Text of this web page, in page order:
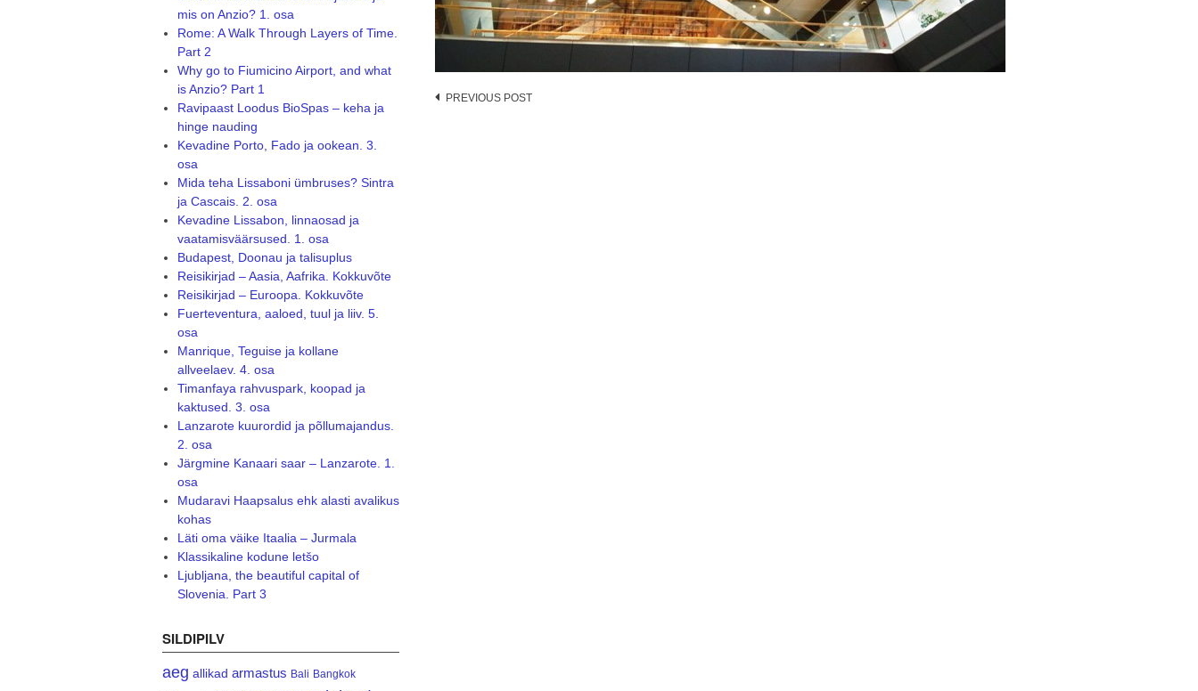
Post
PREVIOUS POST
mis on Anzio? 1. osa
Rome: A Walk Through Layers of Time.
Part 2
Why go to Fiumicino Airport, and what
is Anzio? Part 1
Ravipaast Loodus BioSpas – keha ja
hinge nauding
Kevadine Porto, Fado ja ookean. 3.
osa
Mida teha Lissaboni ümbruses? Sintra
ja Cascais. 2. osa
Kevadine Lissabon, linnaosad ja
vaatamisväärsused. 1. osa
Budapest, Doonau ja talisuplus
Reisikirjad – Aasia, Aafrika. Kokkuvõte
Reisikirjad – Euroopa. Kokkuvõte
Fuerteventura, aaloed, tuul ja liiv. 5.
osa
Manrique, Teguise ja kollane
allveelaev. 4. osa
Timanfaya rahvuspark, koopad ja
kaktused. 3. osa
Lanzarote kuurordid ja põllumajandus.
2. osa
Järgmine Kanaari saar – Lanzarote. 1.
osa
Mudaravi Haapsalus ehk alasti avalikus
kohas
Läti oma väike Itaalia – Jurmala
Klassikaline kodune letšo
Ljubljana, the beautiful capital of
Slovenia. Part 3
SILDIPILV
aeg allikad armastus Bali Bangkok